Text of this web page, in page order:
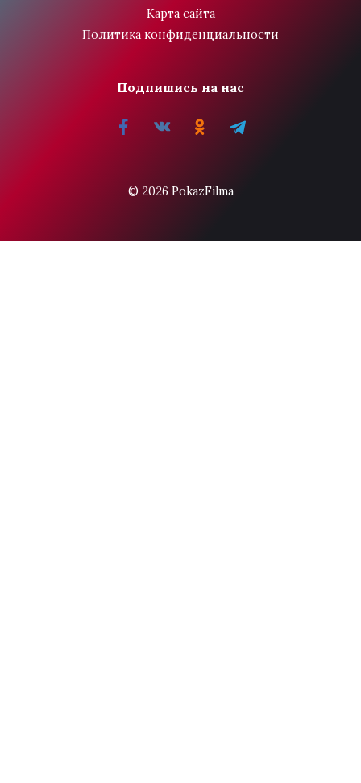
Карта сайта
Политика конфиденциальности
Подпишись на нас
© 2026 PokazFilma